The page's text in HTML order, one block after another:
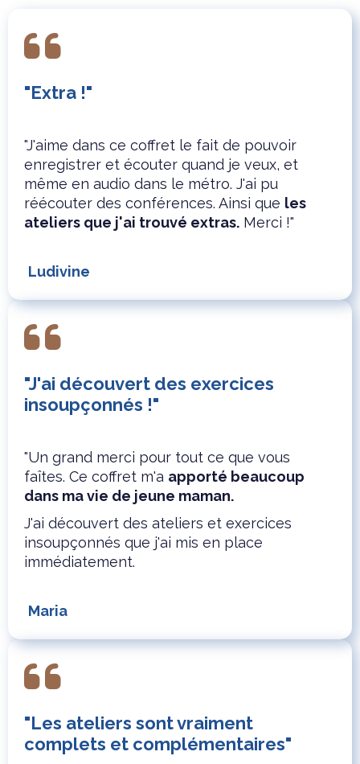
"Extra !"
"J'aime dans ce coffret le fait de pouvoir
enregistrer et écouter quand je veux, et
même en audio dans le métro. J'ai pu
réécouter des conférences. Ainsi que les
ateliers que j'ai trouvé extras. Merci !"
Ludivine
"J'ai découvert des exercices
insoupçonnés !"
"Un grand merci pour tout ce que vous
faîtes. Ce coffret m'a apporté beaucoup
dans ma vie de jeune maman.
J'ai découvert des ateliers et exercices
insoupçonnés que j'ai mis en place
immédiatement.
Maria
"Les ateliers sont vraiment
complets et complémentaires"